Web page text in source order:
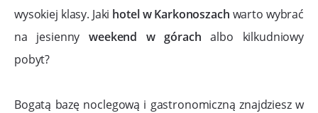
wysokiej klasy. Jaki hotel w Karkonoszach warto wybrać
na jesiennyweekend w górach albo kilkudniowy
pobyt?
Bogatą bazę noclegową i gastronomiczną znajdziesz w